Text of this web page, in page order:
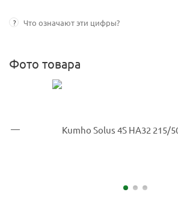
? Что означают эти цифры?
Фото товара